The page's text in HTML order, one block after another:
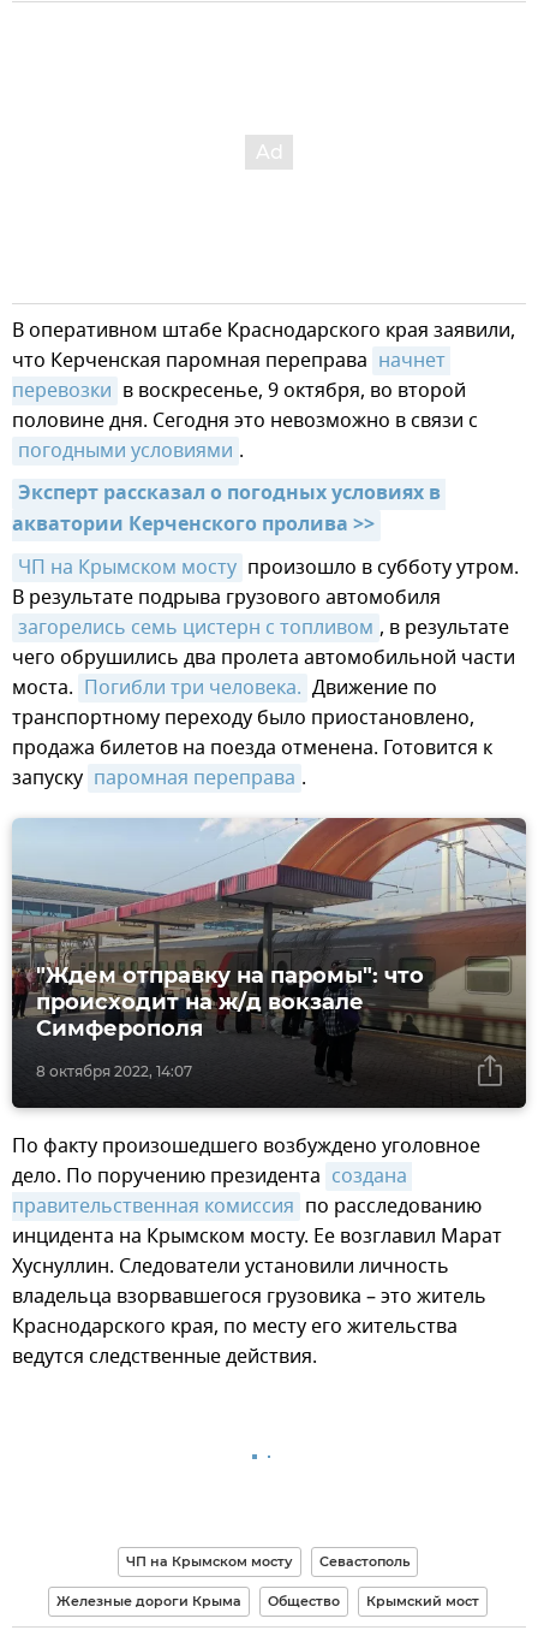
В оперативном штабе Краснодарского края заявили,
что Керченская паромная переправа начнет
перевозки в воскресенье, 9 октября, во второй
половине дня. Сегодня это невозможно в связи с
погодными условиями .
Эксперт рассказал о погодных условиях в
акватории Керченского пролива >>
ЧП на Крымском мосту произошло в субботу утром.
В результате подрыва грузового автомобиля
загорелись семь цистерн с топливом , в результате
чего обрушились два пролета автомобильной части
моста. Погибли три человека. Движение по
транспортному переходу было приостановлено,
продажа билетов на поезда отменена. Готовится к
запуску паромная переправа .
8 октября 2022, 14:07
"Ждем отправку на паромы": что
происходит на ж/д вокзале
Симферополя
По факту произошедшего возбуждено уголовное
дело. По поручению президента создана
правительственная комиссия по расследованию
инцидента на Крымском мосту. Ее возглавил Марат
Хуснуллин. Следователи установили личность
владельца взорвавшегося грузовика – это житель
Краснодарского края, по месту его жительства
ведутся следственные действия.
ЧП на Крымском мосту Севастополь
Железные дороги Крыма Общество Крымский мост